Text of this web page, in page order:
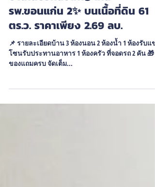
🏡 โครงการ JIRA REAL ESTATE
บ้านเดี่ยวหลังใหญ่ ใกล้
รพ.ขอนแก่น 2✨ บนเนื้อที่ดิน 61
ตร.ว. ราคาเพียง 2.69 ลบ.
ของแถมครบ จัดเต็ม...